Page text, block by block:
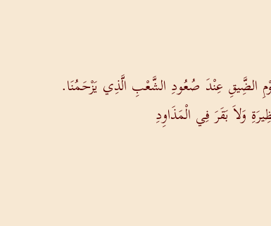
عِنْدَ صُعُودِ الشَّعْبِ الَّذِي يَزْحَمُنَا.
وَلاَ بَقَرَ فِي الْمَذَاوِدِ